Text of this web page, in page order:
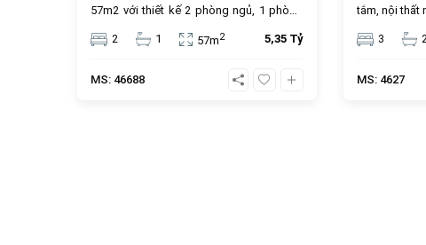
57m2 với thiết kế 2 phòng ngủ, 1 phòng
5.35 tỷ đồng, đây là lựa chọn an cư lý
trong cộng đồng văn minh.
2 1 57m2 5,35 Tỷ
MS: 46688
tắm, nội thất
tỷ đồng, phù
3
MS: 4627